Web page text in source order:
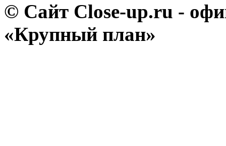
© Сайт Close-up.ru -
«Крупный план»